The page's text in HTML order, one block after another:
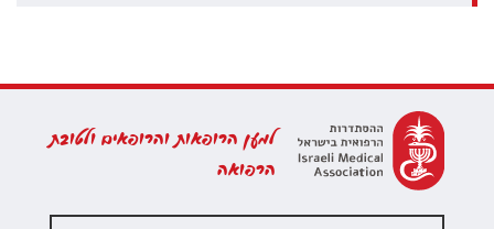
למען הרופאות והרופאים ולטובת
הרפואה